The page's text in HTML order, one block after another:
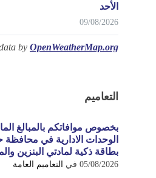
الأحد
09/08/2026
by OpenWeatherMap.org
التعاميم
بخصوص موافاتكم بالمبالغ
الوحدات الادارية في
بطاقة ذكية لمادتي البنزين
05/08/2026 في التعاميم العامة